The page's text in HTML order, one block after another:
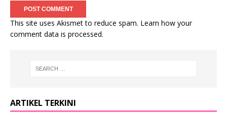
This site uses Akismet to reduce spam. Learn how your
comment data is processed.
ARTIKEL TERKINI